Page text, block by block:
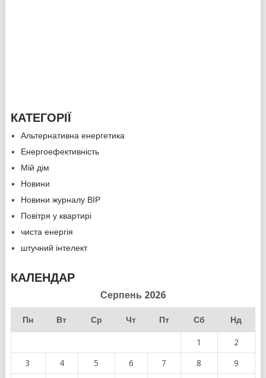
КАТЕГОРІЇ
Альтернативна енергетика
Енергоефективність
Мій дім
Новини
Новини журналу ВІР
Повітря у квартирі
чиста енергія
штучний інтелект
КАЛЕНДАР
Серпень 2026
Пн Вт Ср Чт Пт Сб Нд
1 2
3 4 5 6 7 8 9